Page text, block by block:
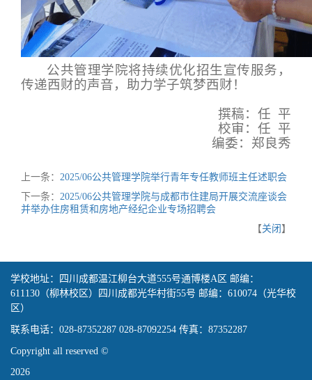
公共管理学院将持续优化招生宣传服务，
传递西财的声音，助力学子筑梦西财！
撰稿：任 平
校审：任 平
编委：郑良秀
上一条： 2025/06公共管理学院举行青年专任教师班主任述职会
下一条： 2025/06公共管理学院与成都市住建局开展交流座谈会
并举办住房租赁和房地产经纪企业专场招聘会
【关闭 】
学校地址：四川成都温江柳台大道555号通博楼A区 邮编：
611130（柳林校区）四川成都光华村街55号 邮编：610074（光华校
区）
联系电话：028-87352287 028-87092254 传真：87352287
Copyright all reserved ©
2026